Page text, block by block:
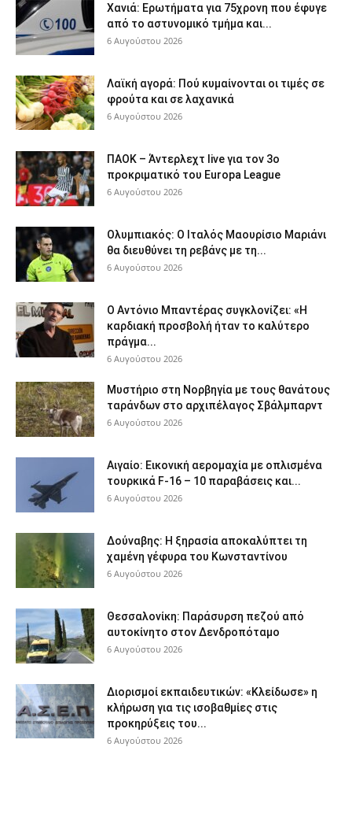
Χανιά: Ερωτήματα για 75χρονη που έφυγε
από το αστυνομικό τμήμα και...
6 Αυγούστου 2026
Λαϊκή αγορά: Πού κυμαίνονται οι τιμές σε
φρούτα και σε λαχανικά
6 Αυγούστου 2026
ΠΑΟΚ – Άντερλεχτ live για τον 3ο
προκριματικό του Europa League
6 Αυγούστου 2026
Ολυμπιακός: Ο Ιταλός Μαουρίσιο Μαριάνι
θα διευθύνει τη ρεβάνς με τη...
6 Αυγούστου 2026
Ο Αντόνιο Μπαντέρας συγκλονίζει: «Η
καρδιακή προσβολή ήταν το καλύτερο
πράγμα...
6 Αυγούστου 2026
Μυστήριο στη Νορβηγία με τους θανάτους
ταράνδων στο αρχιπέλαγος Σβάλμπαρντ
6 Αυγούστου 2026
Αιγαίο: Εικονική αερομαχία με οπλισμένα
τουρκικά F-16 – 10 παραβάσεις και...
6 Αυγούστου 2026
Δούναβης: Η ξηρασία αποκαλύπτει τη
χαμένη γέφυρα του Κωνσταντίνου
6 Αυγούστου 2026
Θεσσαλονίκη: Παράσυρση πεζού από
αυτοκίνητο στον Δενδροπόταμο
6 Αυγούστου 2026
Διορισμοί εκπαιδευτικών: «Κλείδωσε» η
κλήρωση για τις ισοβαθμίες στις
προκηρύξεις του...
6 Αυγούστου 2026